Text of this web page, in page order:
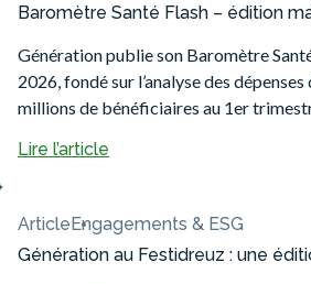
Baromètre Santé Flash – édition
Génération publie son Baromètre
2026, fondé sur l’analyse des
millions de bénéficiaires au 1er
Lire l’article
ArticleEngagements & ESG
Génération au Festidreuz : une